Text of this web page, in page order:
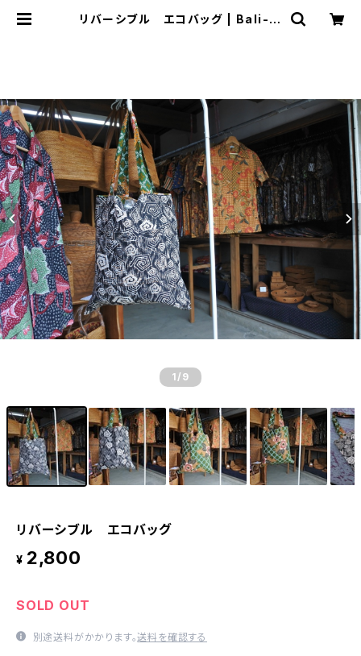
リバーシブル エコバッグ | Bali-m
1 /9
リバーシブル エコバッグ
¥ 2,800
SOLD OUT
別途送料がかかります。送料を確認する